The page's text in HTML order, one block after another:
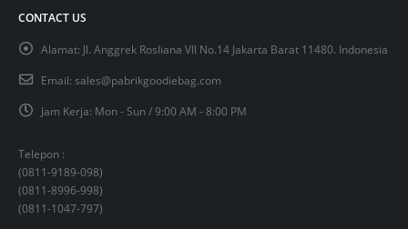
CONTACT US
Alamat: Jl. Anggrek Rosliana VII No.14 Jakarta Barat 11480. Indonesia
Email: sales@pabrikgoodiebag.com
Jam Kerja: Mon - Sun / 9:00 AM - 8:00 PM
Telepon :
(0811-9189-098)
(0811-8996-998)
(0811-1047-797)